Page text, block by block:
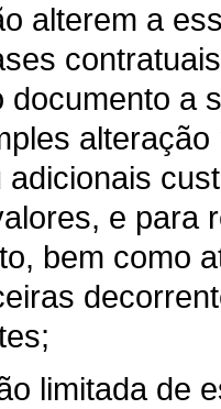
alterem a
documento a
e para
bem como
limitada de